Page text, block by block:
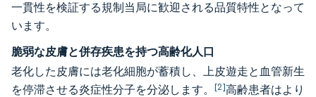
一貫性を検証する規制当局に歓迎される品質特性となって
います。
脆弱な皮膚と併存疾患を持つ高齢化人口
老化した皮膚には老化細胞が蓄積し、上皮遊走と血管新生
を停滞させる炎症性分子を分泌します。 [2]高齢患者はより